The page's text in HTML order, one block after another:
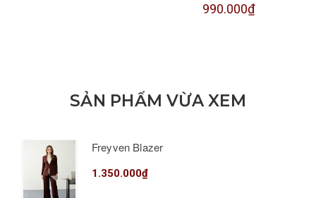
990.000₫
SẢN PHẨM VỪA XEM
Freyven Blazer
1.350.000₫